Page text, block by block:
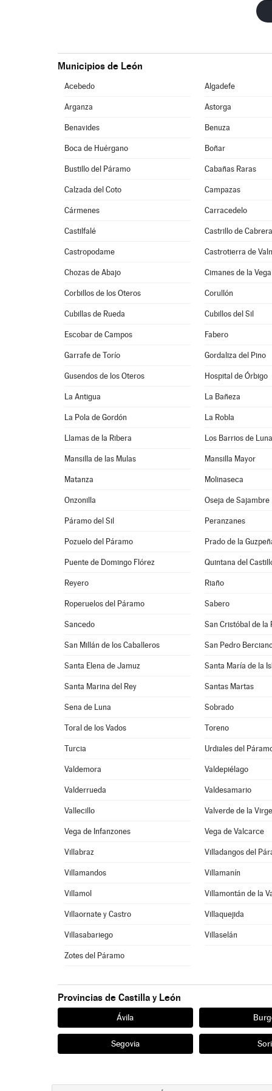
Municipios de León
Acebedo Algadefe
Arganza Astorga
Benavides Benuza
Boca de Huérgano Boñar
Bustillo del Páramo Cabañas Raras
Calzada del Coto Campazas
Cármenes Carracedelo
Castilfalé Castrillo de Cabrera
Castropodame Castrotierra de
Chozas de Abajo Cimanes de la Vega
Corbillos de los Oteros Corullón
Cubillas de Rueda Cubillos del Sil
Escobar de Campos Fabero
Garrafe de Torío Gordaliza del Pino
Gusendos de los Oteros Hospital de Órbigo
La Antigua La Bañeza
La Pola de Gordón La Robla
Llamas de la Ribera Los Barrios de Luna
Mansilla de las Mulas Mansilla Mayor
Matanza Molinaseca
Onzonilla Oseja de Sajambre
Páramo del Sil Peranzanes
Pozuelo del Páramo Prado de la
Puente de Domingo Flórez Quintana del
Reyero Riaño
Roperuelos del Páramo Sabero
Sancedo San Cristóbal de la
San Millán de los Caballeros San Pedro
Santa Elena de Jamuz Santa María de la
Santa Marina del Rey Santas Martas
Sena de Luna Sobrado
Toral de los Vados Toreno
Turcia Urdiales del
Valdemora Valdepiélago
Valderrueda Valdesamario
Vallecillo Valverde de la
Vega de Infanzones Vega de Valcarce
Villabraz Villadangos del
Villamandos Villamanín
Villamol Villamontán de la
Villaornate y Castro Villaquejida
Villasabariego Villaselán
Zotes del Páramo
Provincias de Castilla y León
Ávila
Segovia